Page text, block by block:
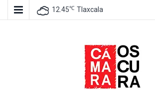
12.45℃ Tlaxcala